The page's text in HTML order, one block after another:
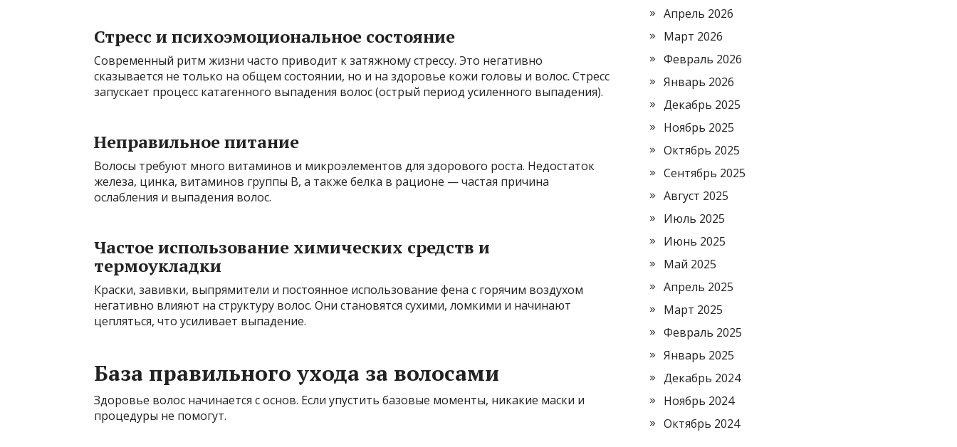
Стресс и психоэмоциональное состояние
Современный ритм жизни часто приводит к затяжному стрессу. Это негативно
сказывается не только на общем состоянии, но и на здоровье кожи головы и волос. Стресс
запускает процесс катагенного выпадения волос (острый период усиленного выпадения).
Неправильное питание
Волосы требуют много витаминов и микроэлементов для здорового роста. Недостаток
железа, цинка, витаминов группы В, а также белка в рационе — частая причина
ослабления и выпадения волос.
Частое использование химических средств и
термоукладки
Краски, завивки, выпрямители и постоянное использование фена с горячим воздухом
негативно влияют на структуру волос. Они становятся сухими, ломкими и начинают
цепляться, что усиливает выпадение.
База правильного ухода за волосами
Здоровье волос начинается с основ. Если упустить базовые моменты, никакие маски и
процедуры не помогут.
Апрель 2026
Март 2026
Февраль 2026
Январь 2026
Декабрь 2025
Ноябрь 2025
Октябрь 2025
Сентябрь 2025
Август 2025
Июль 2025
Июнь 2025
Май 2025
Апрель 2025
Март 2025
Февраль 2025
Январь 2025
Декабрь 2024
Ноябрь 2024
Октябрь 2024